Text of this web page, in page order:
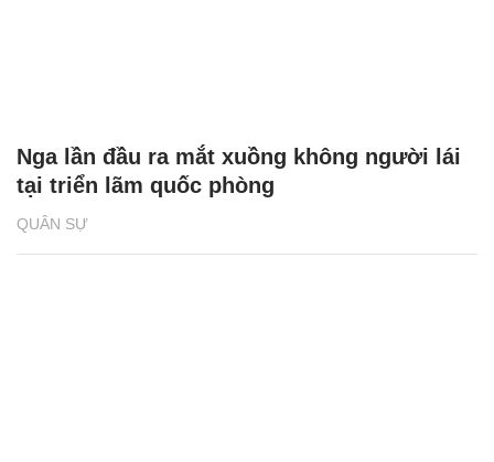
QUÂN SỰ
Nga lần đầu ra mắt xuồng không người lái
tại triển lãm quốc phòng